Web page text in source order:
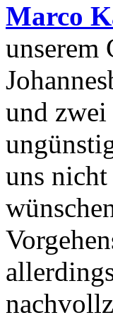
Marco
unserem
und zwei
uns nicht